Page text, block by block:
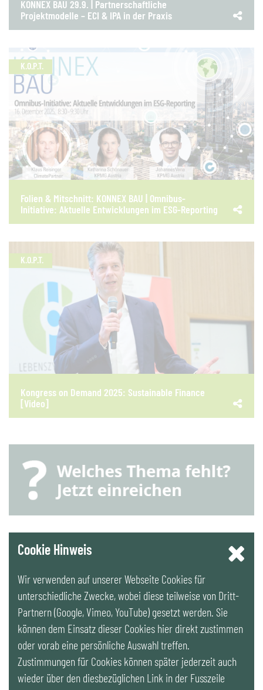
KONNEX BAU 29.9. | Partnerschaftliche
Projektmodelle – ECI & IPA in der Praxis
K.O.P.T.
Folien & Mitschnitt: KONNEX BAU | Omnibus-
Initiative: Aktuelle Entwicklungen im ESG-Reporting
K.O.P.T.
Kongress on Demand 2025: Sustainable Finance
[Video]
YouTube
LinkedIn
Newsletter
Cookie Hinweis
Wir verwenden auf unserer Webseite Cookies für
unterschiedliche Zwecke, wobei diese teilweise von Dritt-
Partnern (Google, Vimeo, YouTube) gesetzt werden. Sie
können dem Einsatz dieser Cookies hier direkt zustimmen
oder vorab eine persönliche Auswahl treffen.
Zustimmungen für Cookies können später jederzeit auch
wieder über den diesbezüglichen Link in der Fusszeile